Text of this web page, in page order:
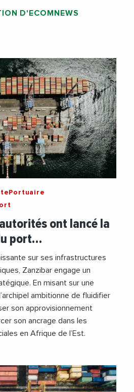
D'ECOMNEWS
ont lancé la
port…
sur ses infrastructures
Zanzibar engage un
En misant sur une
ambitionne de fluidifier
son approvisionnement
son ancrage dans les
en Afrique de l’Est.